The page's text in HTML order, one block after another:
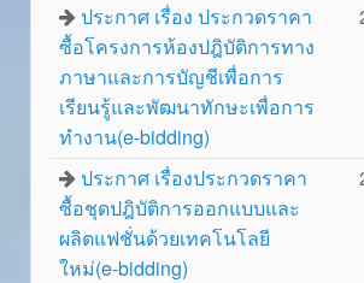
ประกาศ เรื่อง ประกวดราคา
ซื้อโครงการห้องปฎิบัติการทาง
ภาษาและการบัญชีเพื่อการ
เรียนรู้และพัฒนาทักษะเพื่อการ
ทำงาน(e-bidding)
ประกาศ เรื่องประกวดราคา
ซื้อชุดปฎิบัติการออกแบบและ
ผลิตแฟชั่นด้วยเทคโนโลยี
ใหม่(e-bidding)